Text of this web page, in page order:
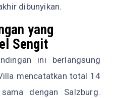
dibunyikan.
yang
Sengit
ini berlangsung
mencatatkan total 14
dengan Salzburg.